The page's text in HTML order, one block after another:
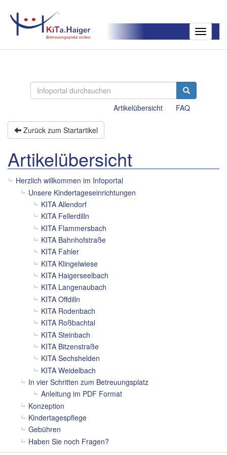
Toggle
FAQ
Artikelübersicht
Zurück zum Startartikel
Artikelübersicht
Herzlich willkommen im Infoportal
Unsere Kindertageseinrichtungen
KITA Allendorf
KITA Fellerdilln
KITA Flammersbach
KITA Bahnhofstraße
KITA Fahler
KITA Klingelwiese
KITA Haigerseelbach
KITA Langenaubach
KITA Offdilln
KITA Rodenbach
KITA Roßbachtal
KITA Steinbach
KITA Bitzenstraße
KITA Sechshelden
KITA Weidelbach
In vier Schritten zum Betreuungsplatz
Anleitung im PDF Format
Konzeption
Kindertagespflege
Gebühren
Haben Sie noch Fragen?